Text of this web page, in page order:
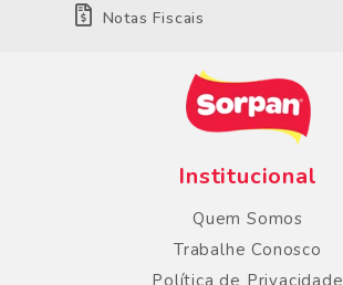
Notas Fiscais
Institucional
Quem Somos
Trabalhe Conosco
Política de Privacidade